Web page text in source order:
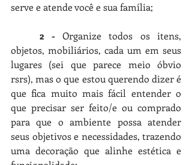
serve e atende você e sua família;
2 - Organize todos os itens,
objetos, mobiliários, cada um em seus
lugares (sei que parece meio óbvio
rsrs), mas o que estou querendo dizer é
que fica muito mais fácil entender o
que precisar ser feito/e ou comprado
para que o ambiente possa atender
seus objetivos e necessidades, trazendo
uma decoração que alinhe estética e